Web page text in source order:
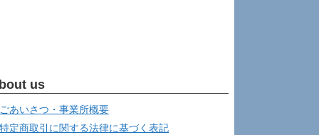
us
ごあいさつ・事業所概要
特定商取引に関する法律に基づく表記